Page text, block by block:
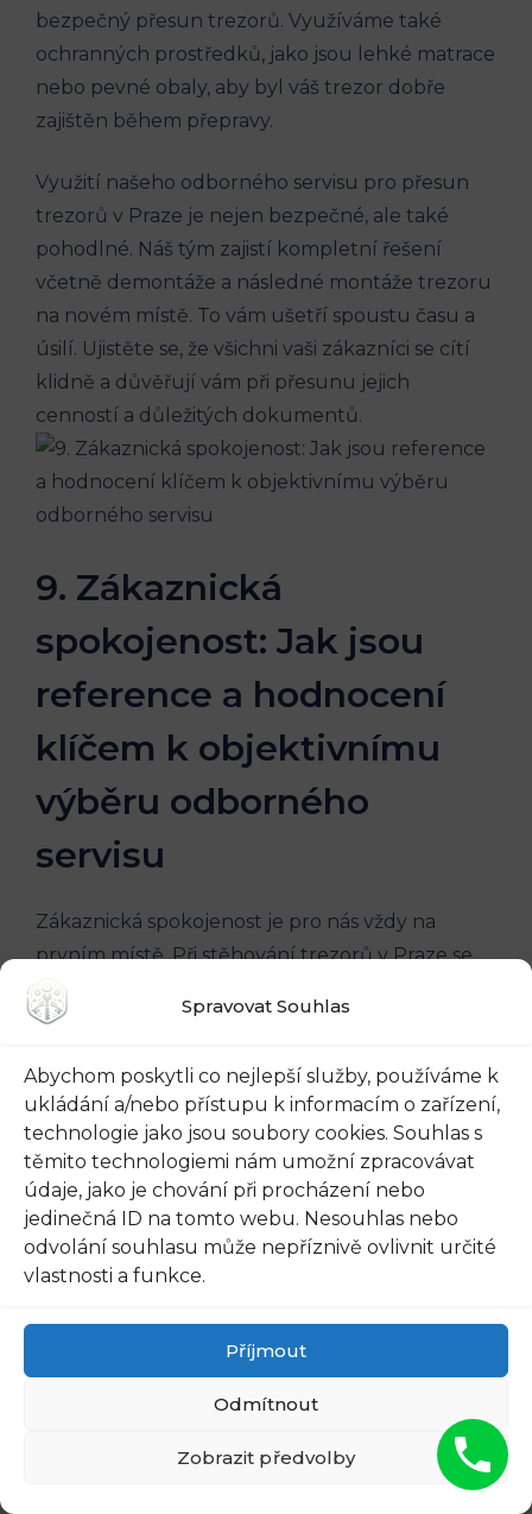
Spravovat Souhlas
Abychom poskytli co nejlepší služby, používáme k
ukládání a/nebo přístupu k informacím o zařízení,
technologie jako jsou soubory cookies. Souhlas s
těmito technologiemi nám umožní zpracovávat
údaje, jako je chování při procházení nebo
jedinečná ID na tomto webu. Nesouhlas nebo
odvolání souhlasu může nepříznivě ovlivnit určité
vlastnosti a funkce.
Příjmout
Odmítnout
Zobrazit předvolby
bezpečný přesun trezorů. Využíváme také
ochranných prostředků, jako jsou lehké matrace
nebo pevné obaly, aby byl váš trezor dobře
zajištěn během přepravy.
Využití našeho odborného servisu pro přesun
trezorů v Praze je nejen bezpečné, ale také
pohodlné. Náš tým zajistí kompletní řešení
včetně demontáže a následné montáže trezoru
na novém místě. To vám ušetří spoustu času a
úsilí. Ujistěte se, že všichni vaši zákazníci se cítí
klidně a důvěřují vám při přesunu jejich
cenností a důležitých dokumentů.
9. Zákaznická
spokojenost: Jak jsou
reference a hodnocení
klíčem k objektivnímu
výběru odborného
servisu
Zákaznická spokojenost je pro nás vždy na
prvním místě. Při stěhování trezorů v Praze se
snažíme zajistit, aby náš odborný servis byl pro
klienty co nejpříjemnější a bezpečný. Jedním z
dosáhnout vysokého standardu, jsou reference
a hodnocení od našich spokojených zákazníků.
Díky referencím a hodnocením od našich
předchozích klientů si můžete udělat představu
o kvalitě našich služeb. Naše odborné a zkušené
týmy se snaží přizpůsobit každému projektu a
přepravovány na nové místo. Spoléháme na
moderní technologie a speciální vybavení, aby
se minimalizoval riziko poškození a zajistila
maximální bezpečnost.